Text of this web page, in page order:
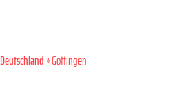
Deutschland» Göttingen